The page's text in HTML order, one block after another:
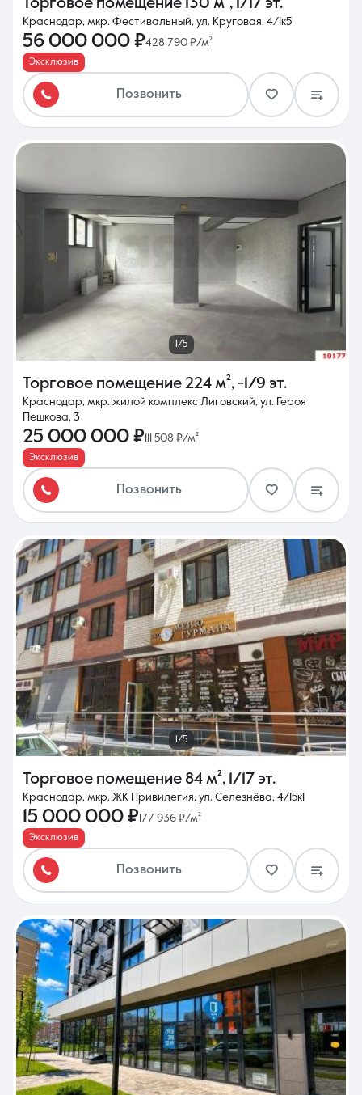
Торговое помещение 130 м² , 1/17 эт.
Краснодар, мкр. Фестивальный, ул. Круговая, 4/1к5
56 000 000 ₽428 790 ₽/м²
Эксклюзив
Позвонить
1/5
Торговое помещение 224 м², -1/9 эт.
Краснодар, мкр. жилой комплекс Лиговский, ул. Героя
Пешкова, 3
25 000 000 ₽ 111 508 ₽/м²
Эксклюзив
Позвонить
1/5
Торговое помещение 84 м², 1/17 эт.
Краснодар, мкр. ЖК Привилегия, ул. Селезнёва, 4/15к1
15 000 000 ₽ 177 936 ₽/м²
Эксклюзив
Позвонить